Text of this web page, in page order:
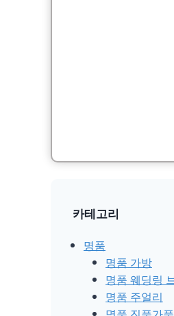
카테고리
명품
명품 가방
명품 웨딩링
명품 주얼리